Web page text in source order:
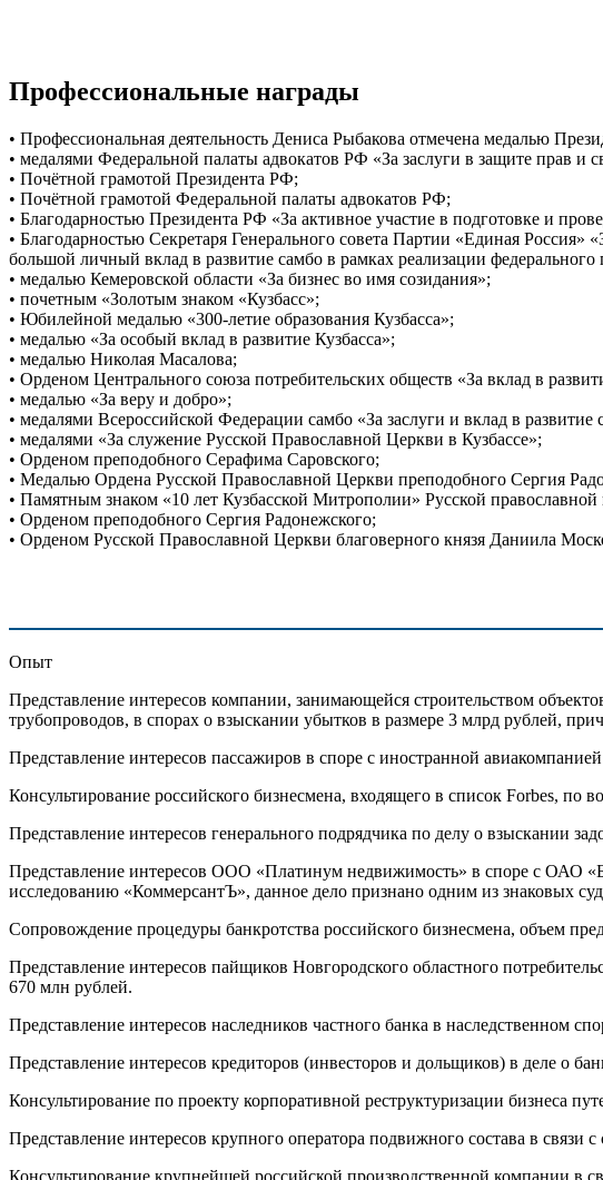
Профессиональные награды
• Профессиональная деятельность Дениса Рыбакова отмечена медалью
• медалями Федеральной палаты адвокатов РФ «За заслуги в защите прав и
• Почётной грамотой Президента РФ;
• Почётной грамотой Федеральной палаты адвокатов РФ;
• Благодарностью Президента РФ «За активное участие в подготовке и
• Благодарностью Секретаря Генерального совета Партии «Единая
большой личный вклад в развитие самбо в рамках реализации
• медалью Кемеровской области «За бизнес во имя созидания»;
• почетным «Золотым знаком «Кузбасс»;
• Юбилейной медалью «300-летие образования Кузбасса»;
• медалью «За особый вклад в развитие Кузбасса»;
• медалью Николая Масалова;
• Орденом Центрального союза потребительских обществ «За вклад в
• медалью «За веру и добро»;
• медалями Всероссийской Федерации самбо «За заслуги и вклад в развитие
• медалями «За служение Русской Православной Церкви в Кузбассе»;
• Орденом преподобного Серафима Саровского;
• Медалью Ордена Русской Православной Церкви преподобного Сергия
• Памятным знаком «10 лет Кузбасской Митрополии» Русской православной
• Орденом преподобного Сергия Радонежского;
• Орденом Русской Православной Церкви благоверного князя Даниила
Опыт
Представление интересов компании, занимающейся строительством
трубопроводов, в спорах о взыскании убытков в размере 3 млрд рублей,
Представление интересов пассажиров в споре с иностранной
Консультирование российского бизнесмена, входящего в список Forbes, по
Представление интересов генерального подрядчика по делу о взыскании
Представление интересов ООО «Платинум недвижимость» в споре с ОАО
исследованию «КоммерсантЪ», данное дело признано одним из знаковых
Сопровождение процедуры банкротства российского бизнесмена, объем
Представление интересов пайщиков Новгородского областного
670 млн рублей.
Представление интересов наследников частного банка в наследственном
Представление интересов кредиторов (инвесторов и дольщиков) в деле о
Консультирование по проекту корпоративной реструктуризации бизнеса
Представление интересов крупного оператора подвижного состава в